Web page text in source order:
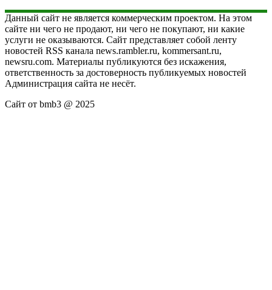
Данный сайт не является коммерческим проектом. На этом
сайте ни чего не продают, ни чего не покупают, ни какие
услуги не оказываются. Сайт представляет собой ленту
новостей RSS канала news.rambler.ru, kommersant.ru,
newsru.com. Материалы публикуются без искажения,
ответственность за достоверность публикуемых новостей
Администрация сайта не несёт.
Сайт от bmb3 @ 2025